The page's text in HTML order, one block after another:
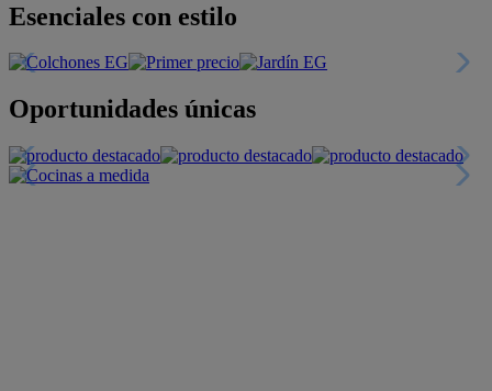
Esenciales con estilo
Oportunidades únicas